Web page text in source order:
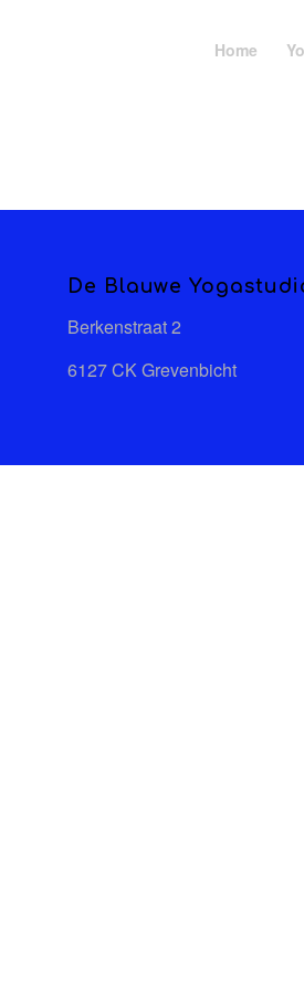
Home
De Blauwe
Berkenstraat 2
6127 CK Grevenbicht